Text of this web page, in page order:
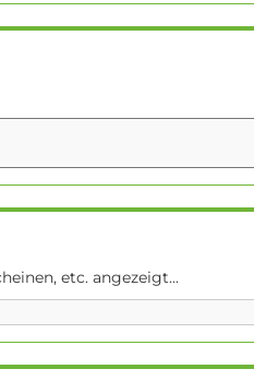
etc. angezeigt...